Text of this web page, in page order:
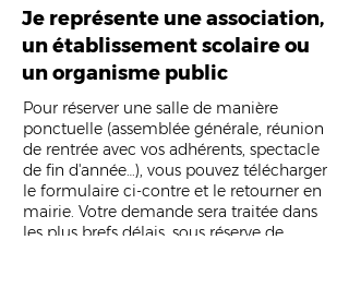
Je représente une association,
un établissement scolaire ou
un organisme public
Pour réserver une salle de manière
ponctuelle (assemblée générale, réunion
de rentrée avec vos adhérents, spectacle
de fin d'année…), vous pouvez télécharger
le formulaire ci-contre et le retourner en
mairie. Votre demande sera traitée dans
les plus brefs délais, sous réserve de